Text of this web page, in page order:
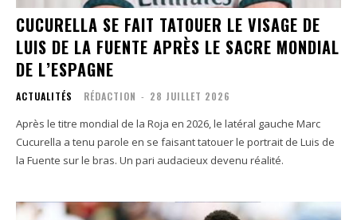
CUCURELLA SE FAIT TATOUER LE VISAGE DE
LUIS DE LA FUENTE APRÈS LE SACRE MONDIAL
DE L’ESPAGNE
ACTUALITÉS RÉDACTION - 28 JUILLET 2026
Après le titre mondial de la Roja en 2026, le latéral gauche Marc
Cucurella a tenu parole en se faisant tatouer le portrait de Luis de
la Fuente sur le bras. Un pari audacieux devenu réalité.